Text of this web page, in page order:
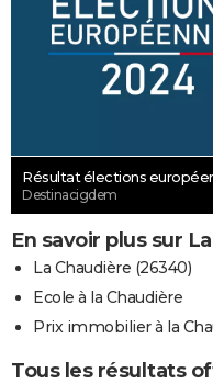
Résultat élections
Destinacigdem
En savoir plus sur
La Chaudière (26340)
Ecole à la Chaudière
Prix immobilier à la
Tous les résultats